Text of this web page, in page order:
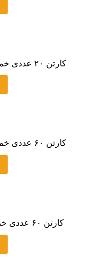
کارتن ۲۰ عددی خمیرمایه سامینه 300 گرمی وکیوم
کارتن ۶۰ عددی خمیرمایه سامینه 100 گرمی وکیوم
کارتن ۶۰ عددی خمیرمایه سامینه 70 گرمی وکیوم